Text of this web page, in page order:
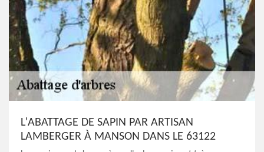
L'ABATTAGE DE SAPIN PAR ARTISAN
LAMBERGER À MANSON DANS LE 63122